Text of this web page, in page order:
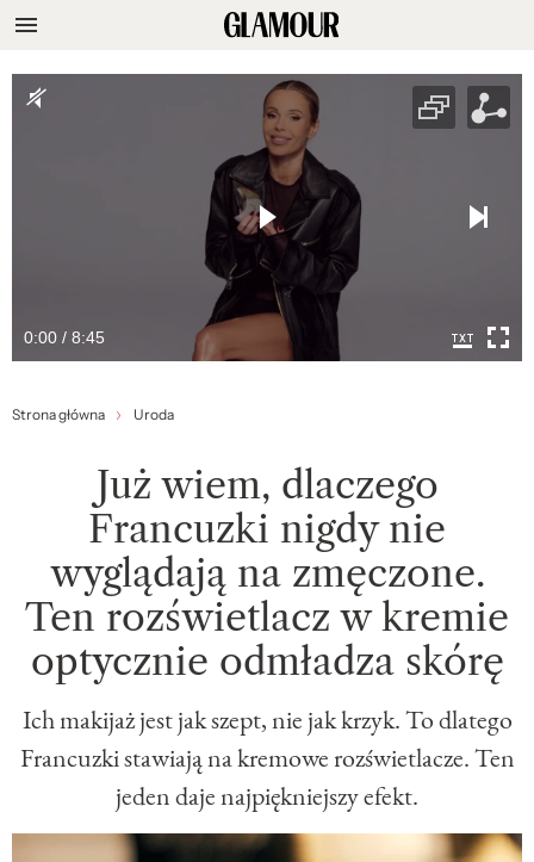
0:00 / 8:45
Strona główna Uroda
Już wiem, dlaczego
Francuzki nigdy nie
wyglądają na zmęczone.
Ten rozświetlacz w kremie
optycznie odmładza skórę
Ich makijaż jest jak szept, nie jak krzyk. To dlatego
Francuzki stawiają na kremowe rozświetlacze. Ten
jeden daje najpiękniejszy efekt.